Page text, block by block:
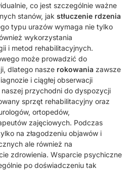
co jest szczególnie ważne
stanów, jakstłuczenie rdzenia
typu urazów wymaga nie tylko
wykorzystania
i metod rehabilitacyjnych.
może prowadzić do
dlatego nasze rokowania zawsze
i ciągłej obserwacji
przychodni do dyspozycji
sprzęt rehabilitacyjny oraz
ortopedów,
zajęciowych. Podczas
na złagodzeniu objawów i
ale również na
zdrowienia. Wsparcie psychiczne
po doświadczeniu tak